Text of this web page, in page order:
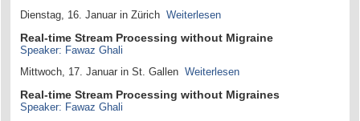
Dienstag, 16. Januar in Zürich Weiterlesen
Real-time Stream Processing without Migraine
Speaker: Fawaz Ghali​​​​​​​
Mittwoch, 17. Januar in St. Gallen Weiterlesen
Real-time Stream Processing without Migraines
Speaker: Fawaz Ghali